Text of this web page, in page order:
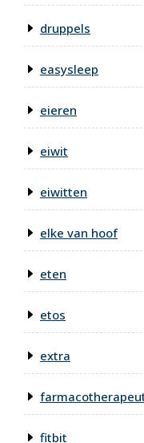
druppels
easysleep
eieren
eiwit
eiwitten
elke van hoof
eten
etos
extra
fitbit